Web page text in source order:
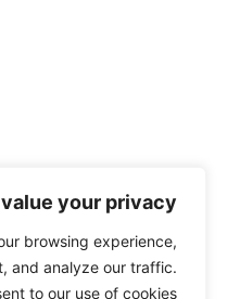
your privacy
browsing experience,
and analyze our traffic.
to our use of cookies.